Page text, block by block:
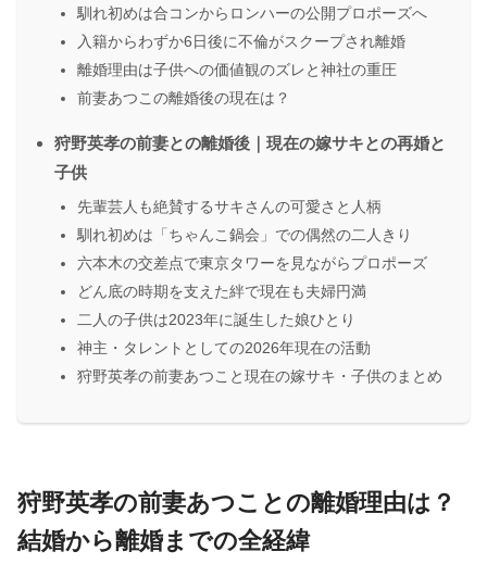
馴れ初めは合コンからロンハーの公開プロポーズへ
入籍からわずか6日後に不倫がスクープされ離婚
離婚理由は子供への価値観のズレと神社の重圧
前妻あつこの離婚後の現在は？
狩野英孝の前妻との離婚後｜現在の嫁サキとの再婚と
子供
先輩芸人も絶賛するサキさんの可愛さと人柄
馴れ初めは「ちゃんこ鍋会」での偶然の二人きり
六本木の交差点で東京タワーを見ながらプロポーズ
どん底の時期を支えた絆で現在も夫婦円満
二人の子供は2023年に誕生した娘ひとり
神主・タレントとしての2026年現在の活動
狩野英孝の前妻あつこと現在の嫁サキ・子供のまとめ
狩野英孝の前妻あつことの離婚理由は？
結婚から離婚までの全経緯